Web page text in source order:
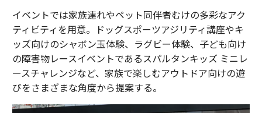
イベントでは家族連れやペット同伴者むけの多彩なアク
ティビティを用意。ドッグスポーツアジリティ講座やキ
ッズ向けのシャボン玉体験、ラグビー体験、子ども向け
の障害物レースイベントであるスパルタンキッズ ミニレ
ースチャレンジなど、家族で楽しむアウトドア向けの遊
びをさまざまな角度から提案する。